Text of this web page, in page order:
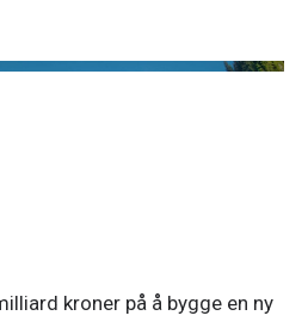
kroner på å bygge en ny